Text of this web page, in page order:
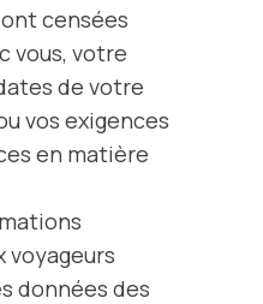
censées
vous, votre
de votre
vos exigences
en matière
voyageurs
données des